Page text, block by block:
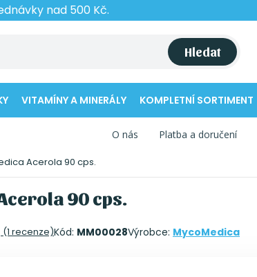
nad 500 Kč.
Hledat
VITAMÍNY A MINERÁLY KOMPLETNÍ SORTIMENT
O nás Platba a doručení
Acerola 90 cps.
90 cps.
(1 recenze)Kód: MM00028Výrobce: MycoMedica